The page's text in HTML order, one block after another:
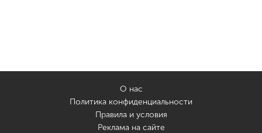
О нас
Политика конфиденциальности
Правила и условия
Реклама на сайте